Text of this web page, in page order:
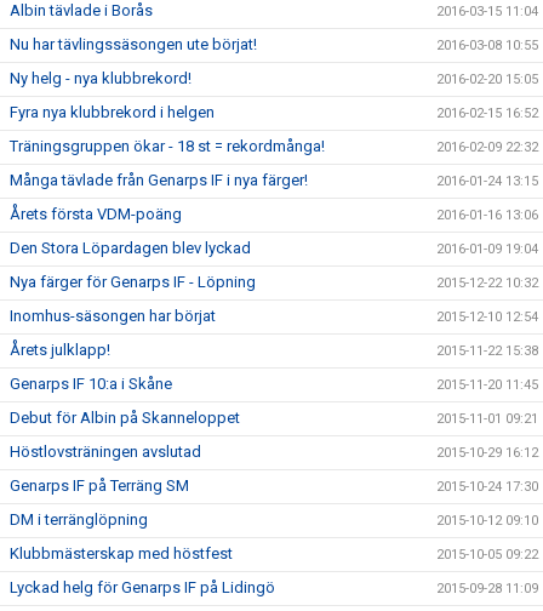
Albin tävlade i Borås 2016-03-15 11:04
Nu har tävlingssäsongen ute börjat! 2016-03-08 10:55
Ny helg - nya klubbrekord! 2016-02-20 15:05
Fyra nya klubbrekord i helgen 2016-02-15 16:52
Träningsgruppen ökar - 18 st = rekordmånga! 2016-02-09 22:32
Många tävlade från Genarps IF i nya färger! 2016-01-24 13:15
Årets första VDM-poäng 2016-01-16 13:06
Den Stora Löpardagen blev lyckad 2016-01-09 19:04
Nya färger för Genarps IF - Löpning 2015-12-22 10:32
Inomhus-säsongen har börjat 2015-12-10 12:54
Årets julklapp! 2015-11-22 15:38
Genarps IF 10:a i Skåne 2015-11-20 11:45
Debut för Albin på Skanneloppet 2015-11-01 09:21
Höstlovsträningen avslutad 2015-10-29 16:12
Genarps IF på Terräng SM 2015-10-24 17:30
DM i terränglöpning 2015-10-12 09:10
Klubbmästerskap med höstfest 2015-10-05 09:22
Lyckad helg för Genarps IF på Lidingö 2015-09-28 11:09